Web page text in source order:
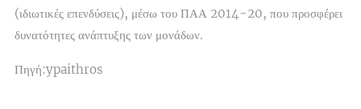
(ιδιωτικές επενδύσεις), μέσω του ΠΑΑ 2014-20, που προσφέρει
δυνατότητες ανάπτυξης των μονάδων.
Πηγή:ypaithros